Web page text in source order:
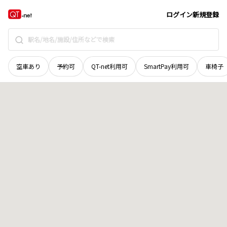
ログイン新規登録
空車あり 予約可 QT-net利用可 SmartPay利用可 車椅子
和歌山県